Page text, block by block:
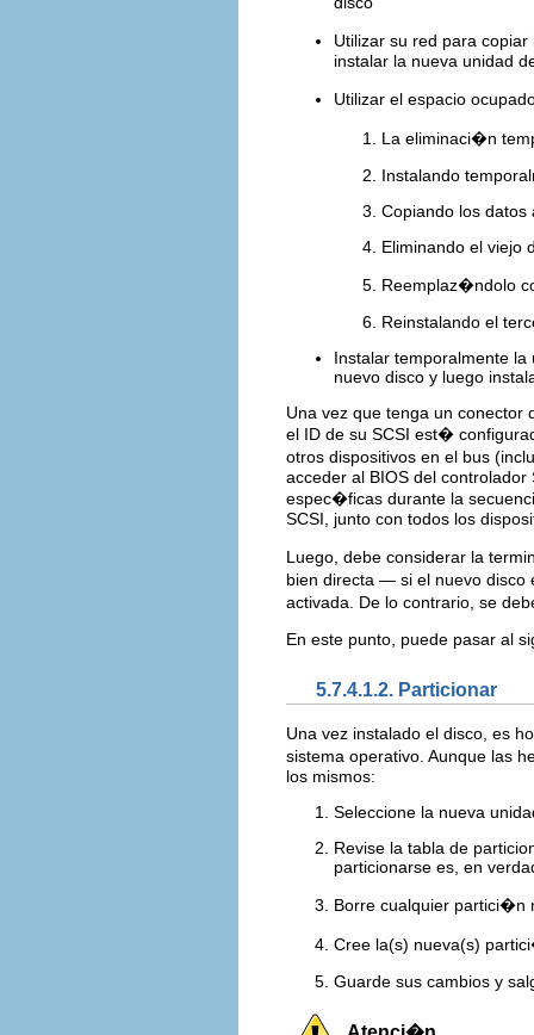
Utilizar su red para
instalar la nueva unidad
Utilizar el espacio
La eliminaci�n
Instalando
Copiando los datos
Eliminando el viejo
Reemplaz�ndolo
Reinstalando el
Instalar temporalmente
nuevo disco y luego
Una vez que tenga un conector
el ID de su SCSI est�
otros dispositivos en el bus
acceder al BIOS del
espec�ficas durante la
SCSI, junto con todos los
Luego, debe considerar la
bien directa — si el nuevo
activada. De lo contrario, se
En este punto, puede pasar al
5.7.4.1.2. Particionar
Una vez instalado el disco, es
sistema operativo. Aunque las
los mismos:
Seleccione la nueva
Revise la tabla de
particionarse es, en
Borre cualquier partici�n
Cree la(s) nueva(s)
Guarde sus cambios y